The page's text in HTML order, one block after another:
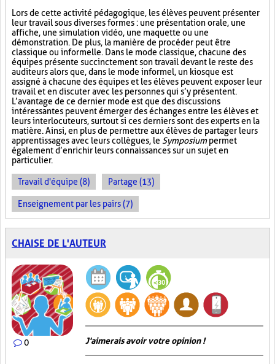
Lors de cette activité pédagogique, les élèves peuvent présenter
leur travail sous diverses formes : une présentation orale, une
affiche, une simulation vidéo, une maquette ou une
démonstration. De plus, la manière de procéder peut être
classique ou informelle. Dans le mode classique, chacune des
équipes présente succinctement son travail devant le reste des
auditeurs alors que, dans le mode informel, un kiosque est
assigné à chacune des équipes et les élèves peuvent exposer leur
travail et en discuter avec les personnes qui s’y présentent.
L’avantage de ce dernier mode est que des discussions
intéressantes peuvent émerger des échanges entre les élèves et
leurs interlocuteurs, surtout si ces derniers sont des experts en la
matière. Ainsi, en plus de permettre aux élèves de partager leurs
apprentissages avec leurs collègues, le Symposiumpermet
également d’enrichir leurs connaissances sur un sujet en
particulier.
Travail d'équipe (8) Partage (13)
Enseignement par les pairs (7)
CHAISE DE L'AUTEUR
0 J'aimerais avoir votre opinion !